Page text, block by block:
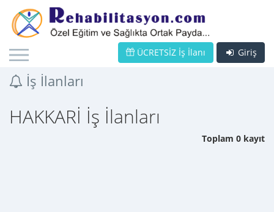
Giriş
ÜCRETSİZ İş İlanı
İş İlanları
HAKKARİ İş İlanları
Toplam 0 kayıt